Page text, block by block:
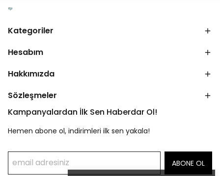
Kategoriler
Hesabım
Hakkımızda
Sözleşmeler
Kampanyalardan İlk Sen Haberdar Ol!
Hemen abone ol, indirimleri ilk sen yakala!
ABONE OL